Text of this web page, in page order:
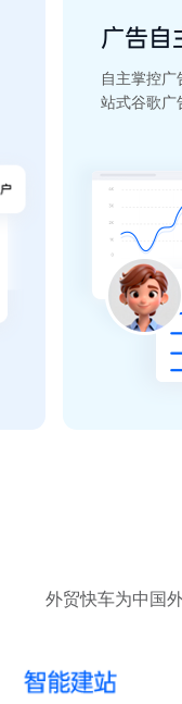
广告自
自主掌控
站式谷歌广
外贸快车为中国